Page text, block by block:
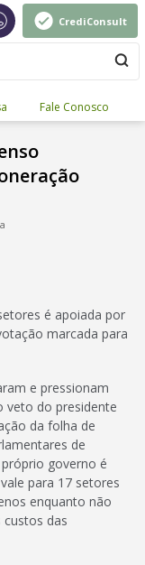
CrediConsult
Fale Conosco
é apoiada por
marcada para
e pressionam
veto do presidente
da folha de
de
governo é
para 17 setores
enquanto não
das